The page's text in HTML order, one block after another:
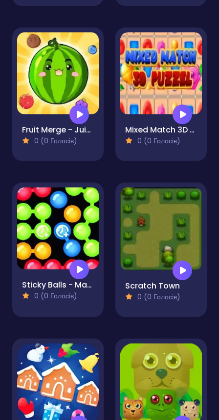
Fruit Merge - Juicy Drop Game
0 (0 Голосів)
Mixed Match 3D Puzzle
0 (0 Голосів)
Sticky Balls - Match 3 Bubble Shooter
0 (0 Голосів)
Scratch Town
0 (0 Голосів)